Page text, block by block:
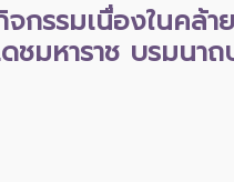
กรรมเนื่องในคล้
ชมหาราช บรมนา